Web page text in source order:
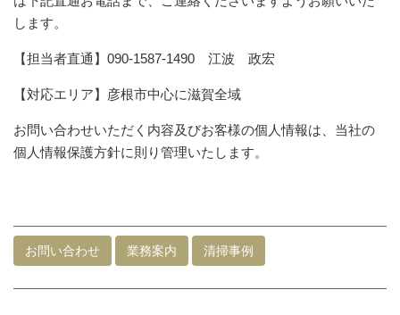
します。
【担当者直通】090-1587-1490 江波 政宏
【対応エリア】彦根市中心に滋賀全域
お問い合わせいただく内容及びお客様の個人情報は、当社の
個人情報保護方針に則り管理いたします。
お問い合わせ 業務案内 清掃事例